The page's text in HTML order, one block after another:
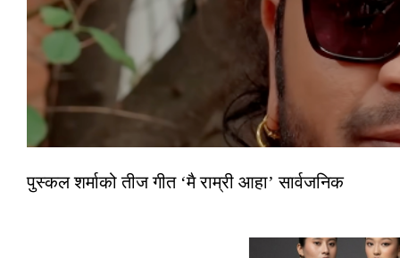
पुस्कल शर्माको तीज गीत ‘मै राम्री आहा’ सार्वजनिक